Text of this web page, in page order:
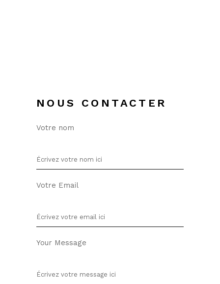
NOUS CONTACTER
Votre nom
Votre Email
Your Message